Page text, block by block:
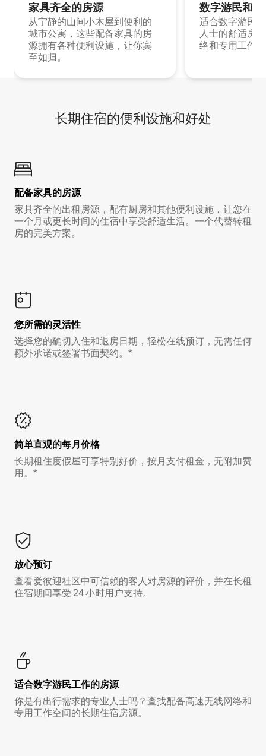
家具齐全的房源
从宁静的山间小木屋到便利的
城市公寓，这些配备家具的房
源拥有各种便利设施，让你宾
至如归。
数字游民和
适合数字游民
人士的舒适房
络和专用工作
长期住宿的便利设施和好处
配备家具的房源
家具齐全的出租房源，配有厨房和其他便利设施，让您在
一个月或更长时间的住宿中享受舒适生活。一个代替转租
房的完美方案。
您所需的灵活性
选择您的确切入住和退房日期，轻松在线预订，无需任何
额外承诺或签署书面契约。*
简单直观的每月价格
长期租住度假屋可享特别好价，按月支付租金，无附加费
用。*
放心预订
查看爱彼迎社区中可信赖的客人对房源的评价，并在长租
住宿期间享受 24 小时用户支持。
适合数字游民工作的房源
你是有出行需求的专业人士吗？查找配备高速无线网络和
专用工作空间的长期住宿房源。